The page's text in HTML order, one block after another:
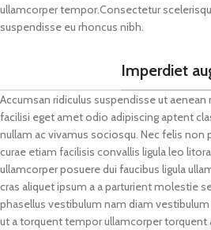
ullamcorper tempor.Consectetur
suspendisse eu rhoncus nibh.
Imperdiet
Accumsan ridiculus suspendisse ut
facilisi eget amet odio adipiscing aptent
nullam ac vivamus sociosqu. Nec felis non
curae etiam facilisis convallis ligula leo
ullamcorper posuere dui faucibus ligula
cras aliquet ipsum a a parturient molestie
phasellus vestibulum nam diam
ut a torquent tempor ullamcorper torquent